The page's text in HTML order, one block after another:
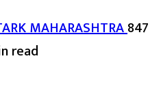
MAHARASHTRA847
read